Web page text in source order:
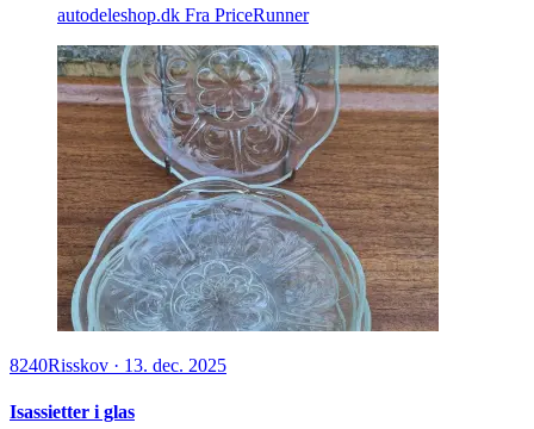
autodeleshop.dk Fra PriceRunner
8240Risskov · 13. dec. 2025
Isassietter i glas